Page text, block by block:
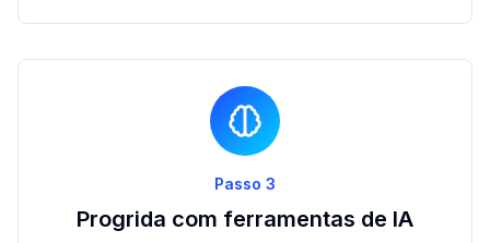
Passo 3
Progrida com ferramentas de IA